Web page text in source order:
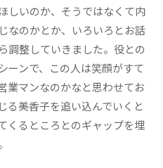
しいのか、そうではなくて内
なのかとか、いろいろとお話
調整していきました。役との
ーンで、この人は笑顔がすて
業マンなのかなと思わせてお
る美香子を追い込んでいくと
くるところとのギャップを埋